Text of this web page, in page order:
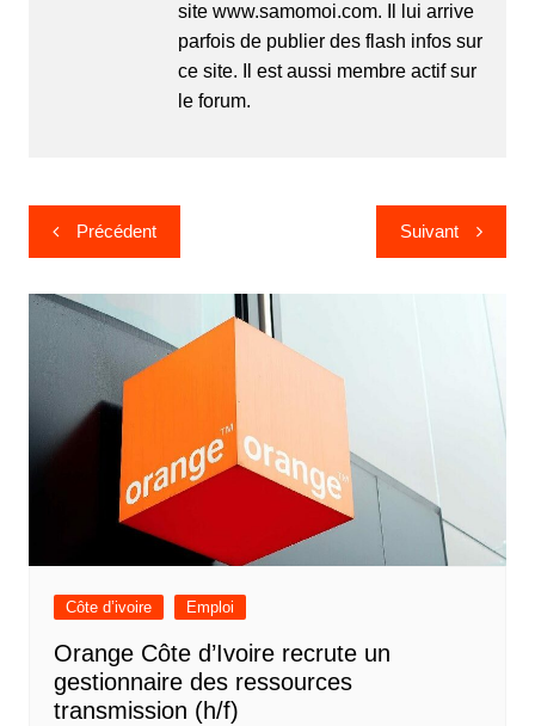
site www.samomoi.com. Il lui arrive
parfois de publier des flash infos sur
ce site. Il est aussi membre actif sur
le forum.
Navigation
de
l’article
Précédent Suivant
Côte d’ivoire Emploi
Orange Côte d’Ivoire recrute un
gestionnaire des ressources
transmission (h/f)